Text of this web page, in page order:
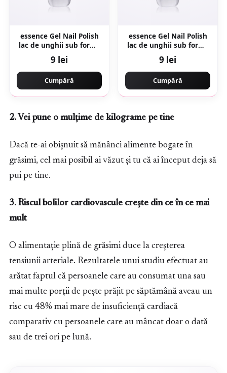
essence Gel Nail Polish
lac de unghii sub forma
de gel culoare 22 PINK &
PROUD 8 ml
9 lei
Cumpără
essence Gel Nail Polish
lac de unghii sub forma
de gel culoare 25 ROCK
'N' ROUGE 8 ml
9 lei
Cumpără
2. Vei pune o mulțime de kilograme pe tine
Dacă te-ai obișnuit să mănânci alimente bogate în
grăsimi, cel mai posibil ai văzut și tu că ai început deja să
pui pe tine.
3. Riscul bolilor cardiovascule crește din ce în ce mai
mult
O alimentație plină de grăsimi duce la creșterea
tensiunii arteriale. Rezultatele unui studiu efectuat au
arătat faptul că persoanele care au consumat una sau
mai multe porții de pește prăjit pe săptămână aveau un
risc cu 48% mai mare de insuficiență cardiacă
comparativ cu persoanele care au mâncat doar o dată
sau de trei ori pe lună.